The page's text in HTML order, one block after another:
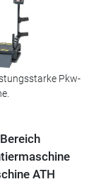
Pkw-
ATH